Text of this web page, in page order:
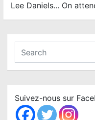
Lee Daniels... On
a
c
h
Suivez-nous sur